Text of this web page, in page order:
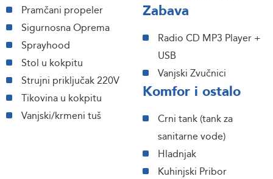
Pramčani propeler
Sigurnosna Oprema
Sprayhood
Stol u kokpitu
Strujni priključak 220V
Tikovina u kokpitu
Vanjski/krmeni tuš
Zabava
Radio CD MP3 Player +
USB
Vanjski Zvučnici
Komfor i ostalo
Crni tank (tank za
sanitarne vode)
Hladnjak
Kuhinjski Pribor